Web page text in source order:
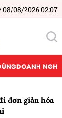
08/08/2026 02:07
DOANH
đơn giản hóa